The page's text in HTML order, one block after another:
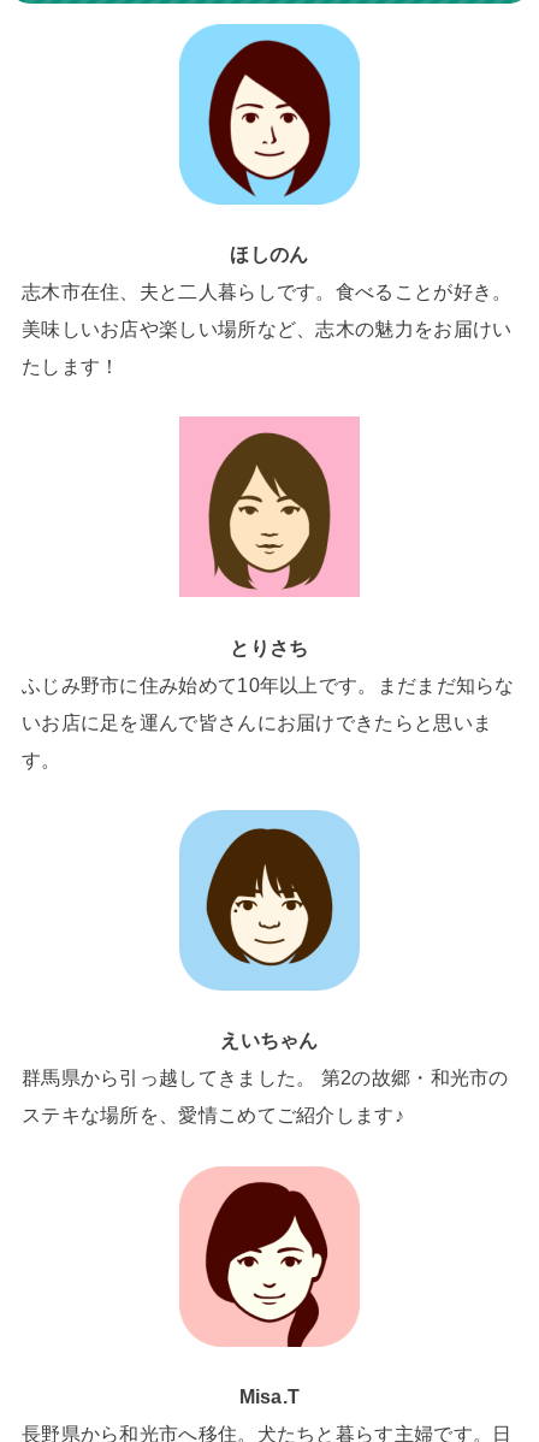
ほしのん
志木市在住、夫と二人暮らしです。食べることが好き。
美味しいお店や楽しい場所など、志木の魅力をお届けい
たします！
とりさち
ふじみ野市に住み始めて10年以上です。まだまだ知らな
いお店に足を運んで皆さんにお届けできたらと思いま
す。
えいちゃん
群馬県から引っ越してきました。 第2の故郷・和光市の
ステキな場所を、愛情こめてご紹介します♪
Misa.T
長野県から和光市へ移住。犬たちと暮らす主婦です。日